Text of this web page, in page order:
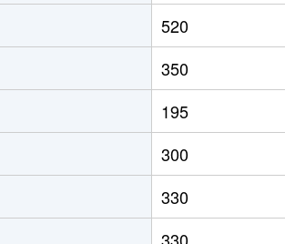
520
350
195
300
330
330